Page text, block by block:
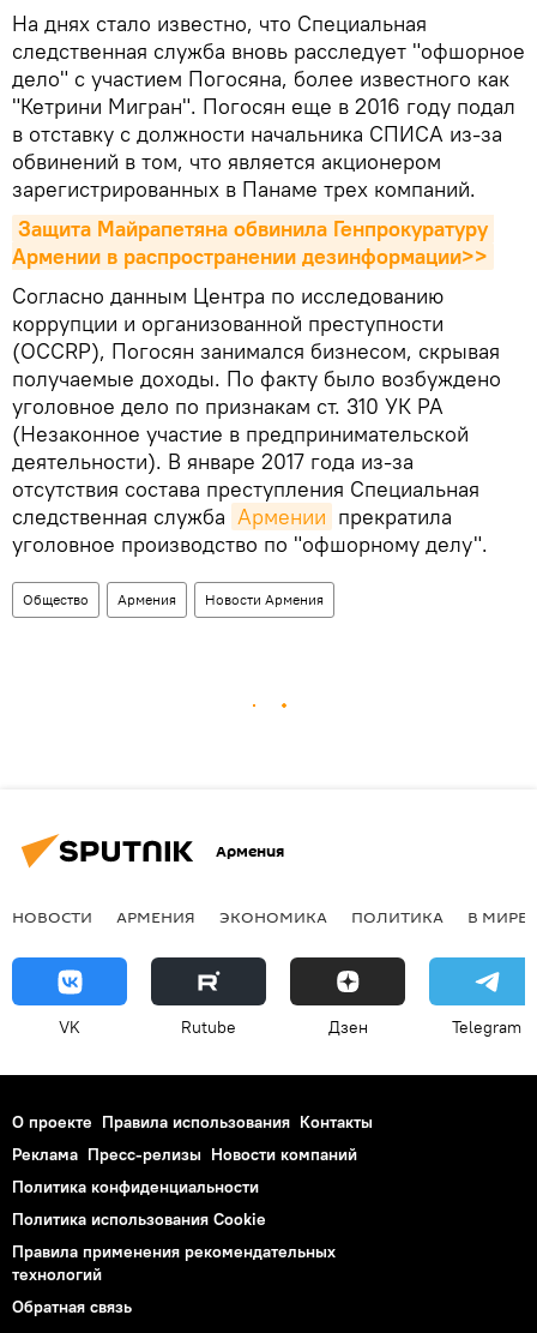
На днях стало известно, что Специальная
следственная служба вновь расследует "офшорное
дело" с участием Погосяна, более известного как
"Кетрини Мигран". Погосян еще в 2016 году подал
в отставку с должности начальника СПИСА из-за
обвинений в том, что является акционером
зарегистрированных в Панаме трех компаний.
Защита Майрапетяна обвинила Генпрокуратуру
Армении в распространении дезинформации>>
Согласно данным Центра по исследованию
коррупции и организованной преступности
(OCCRP), Погосян занимался бизнесом, скрывая
получаемые доходы. По факту было возбуждено
уголовное дело по признакам ст. 310 УК РА
(Незаконное участие в предпринимательской
деятельности). В январе 2017 года из-за
отсутствия состава преступления Специальная
следственная служба Армении прекратила
уголовное производство по "офшорному делу".
Общество Армения Новости Армения
Армения
НОВОСТИ АРМЕНИЯ ЭКОНОМИКА ПОЛИТИКА В МИРЕ
VK Rutube Дзен Telegram
О проекте Правила использования Контакты
Реклама Пресс-релизы Новости компаний
Политика конфиденциальности
Политика использования Cookie
Правила применения рекомендательных
технологий
Обратная связь